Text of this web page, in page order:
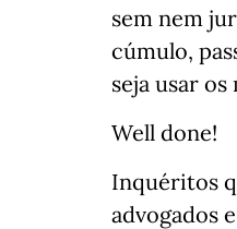
sem nem
cúmulo,
seja usar
Well done!
Inquéritos
advogados